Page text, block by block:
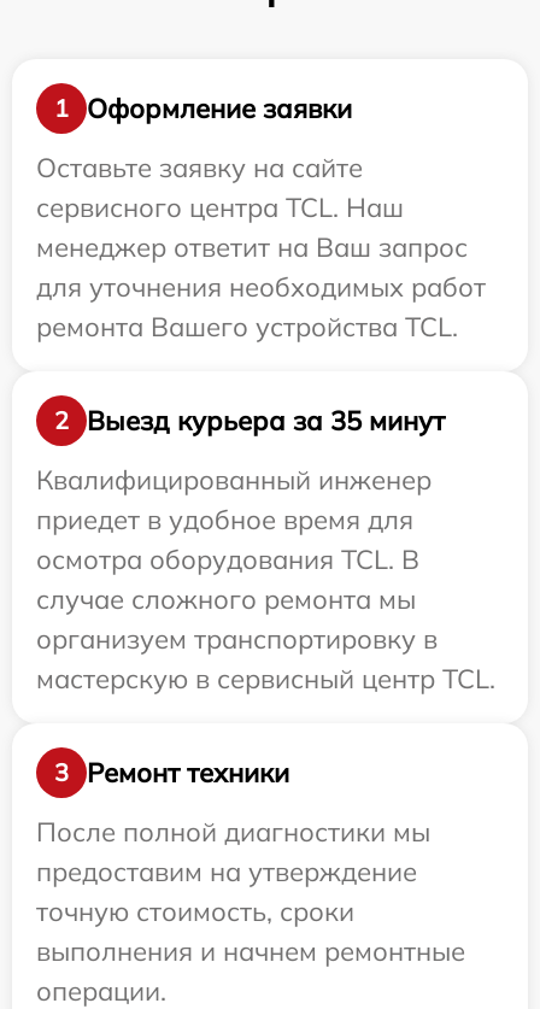
1
Оформление заявки
Оставьте заявку на сайте
сервисного центра TCL. Наш
менеджер ответит на Ваш запрос
для уточнения необходимых работ
ремонта Вашего устройства TCL.
2
Выезд курьера за 35 минут
Квалифицированный инженер
приедет в удобное время для
осмотра оборудования TCL. В
случае сложного ремонта мы
организуем транспортировку в
мастерскую в сервисный центр TCL.
3
Ремонт техники
После полной диагностики мы
предоставим на утверждение
точную стоимость, сроки
выполнения и начнем ремонтные
операции.